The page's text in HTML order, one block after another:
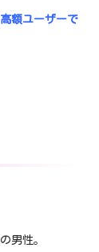
高額ユーザーで
の男性。